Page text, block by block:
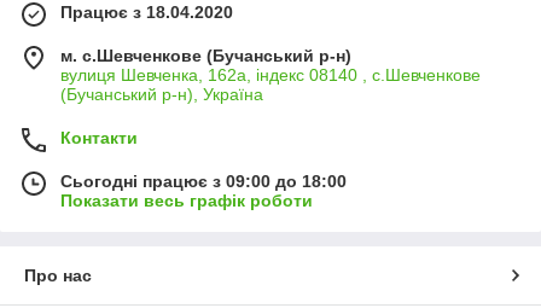
Працює з 18.04.2020
м. с.Шевченкове (Бучанський р-н)
вулиця Шевченка, 162а, індекс 08140 , с.Шевченкове
(Бучанський р-н), Україна
Контакти
Сьогодні працює з 09:00 до 18:00
Показати весь графік роботи
Про нас